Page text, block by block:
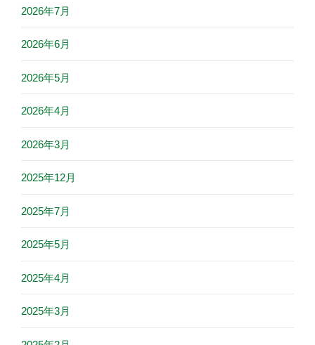
2026年7月
2026年6月
2026年5月
2026年4月
2026年3月
2025年12月
2025年7月
2025年5月
2025年4月
2025年3月